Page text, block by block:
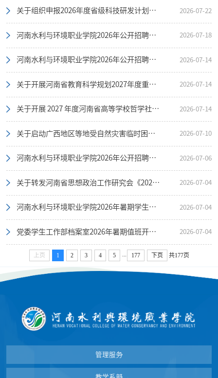
关于组织申报2026年度省级科技研发计划联合基金（学科类）项目的通知 2026-07-22
河南水利与环境职业学院2026年公开招聘（联考）总成绩和进入体检环节人员名单公示 2026-07-18
河南水利与环境职业学院2026年公开招聘（联考）面试公告 2026-07-14
关于开展河南省教育科学规划2027年度重大课题、重点课题申报工作的通知 2026-07-14
关于开展 2027 年度河南省高等学校哲学社会科学研究重大项目申报工作的通知 2026-07-14
关于启动广西地区等地受自然灾害临时困难专项资助工作的通知 2026-07-10
河南水利与环境职业学院2026年公开招聘（联考）工作人员面试资格确认递补公告 2026-07-06
关于转发河南省思想政治工作研究会《2026年度全省思想政治工作研究课题申报工作方案》的通知 2026-07-04
河南水利与环境职业学院2026年暑期学生资助热线今日正式开通！ 2026-07-04
党委学生工作部档案室2026年暑期值班开放通知 2026-07-04
上页 1 2 3 4 5 ... 177 下页 共177页
管理服务